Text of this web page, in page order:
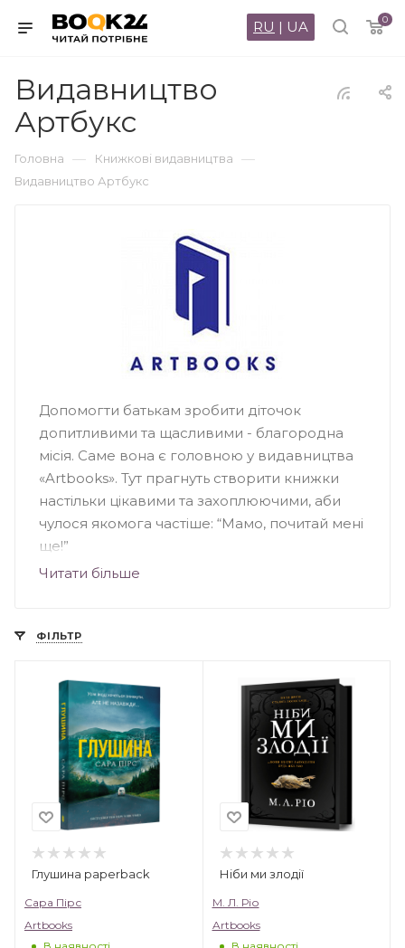
0
RU | UA
Видавництво
Артбукс
Головна — Книжкові видавництва —
Видавництво Артбукс
Допомогти батькам зробити діточок
допитливими та щасливими - благородна
місія. Саме вона є головною у видавництва
«Artbooks». Тут прагнуть створити книжки
настільки цікавими та захоплюючими, аби
чулося якомога частіше: “Мамо, почитай мені
ще!”
та історії-колисанки. Цікавий факт: хоч
майстерна робота його команди
неодноразово відзначалася на престижних
книжкових конкурсах.
Проведіть час зі своїми малюками весело та
з користю!
Читати більше
ФІЛЬТР
Глушина paperback
Сара Пірс
Artbooks
Ніби ми злодії
М. Л. Ріо
Artbooks